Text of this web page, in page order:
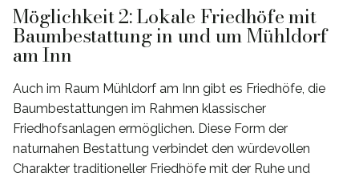
Möglichkeit 2: Lokale Friedhöfe mit
Baumbestattung in und um Mühldorf
am Inn
Auch im Raum Mühldorf am Inn gibt es Friedhöfe, die
Baumbestattungen im Rahmen klassischer
Friedhofsanlagen ermöglichen. Diese Form der
naturnahen Bestattung verbindet den würdevollen
Charakter traditioneller Friedhöfe mit der Ruhe und